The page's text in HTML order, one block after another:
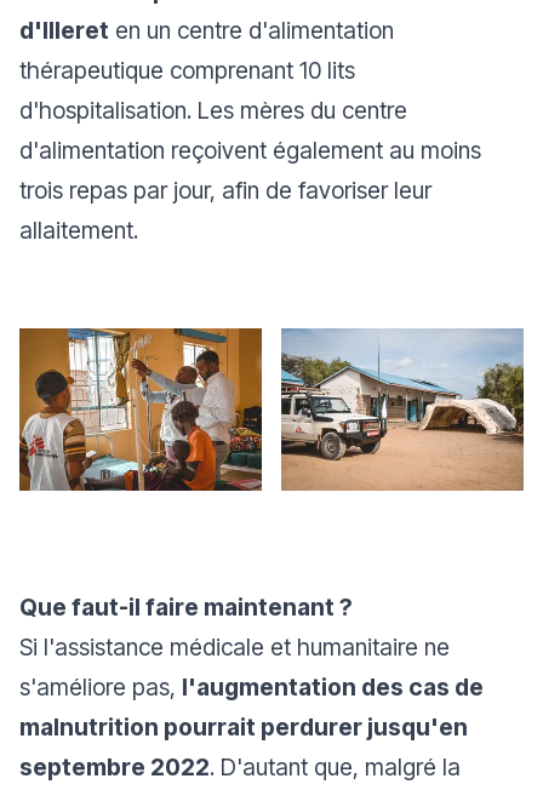
d'Illeret en un centre d'alimentation
thérapeutique comprenant 10 lits
d'hospitalisation. Les mères du centre
d'alimentation reçoivent également au moins
trois repas par jour, afin de favoriser leur
allaitement.
Que faut-il faire maintenant ?
Si l'assistance médicale et humanitaire ne
s'améliore pas, l'augmentation des cas de
malnutrition pourrait perdurer jusqu'en
septembre 2022. D'autant que, malgré la